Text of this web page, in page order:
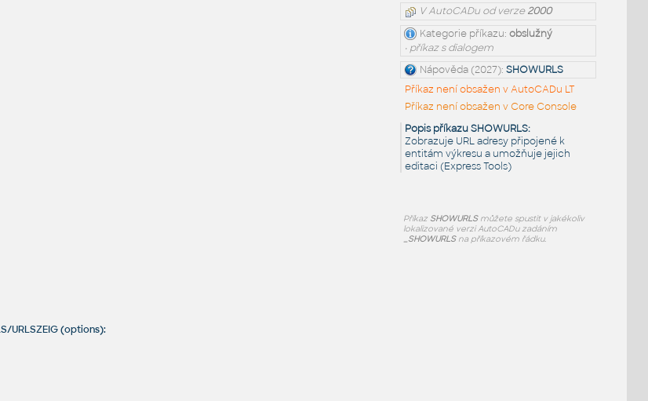
V AutoCADu od verze2000
Kategorie příkazu:obslužný
• příkaz s dialogem
Nápověda (2027):SHOWURLS
Příkaz není obsažen v AutoCADu LT
Příkaz není obsažen v Core Console
Popis příkazu SHOWURLS:
Zobrazuje URL adresy připojené k
entitám výkresu a umožňuje jejich
editaci (Express Tools)
Příkaz SHOWURLSmůžete spustit v jakékoliv
lokalizované verzi AutoCADu zadáním
_SHOWURLSna příkazovém řádku.
URLSZEIG (options):